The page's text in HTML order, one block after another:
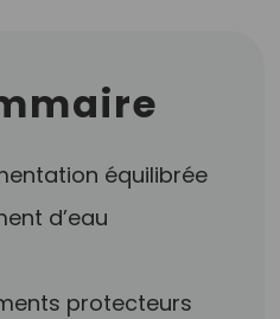
équilibrée
d’eau
protecteurs